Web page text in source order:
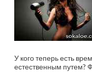
Ваши волосы
У кого теперь есть
естественным путем?